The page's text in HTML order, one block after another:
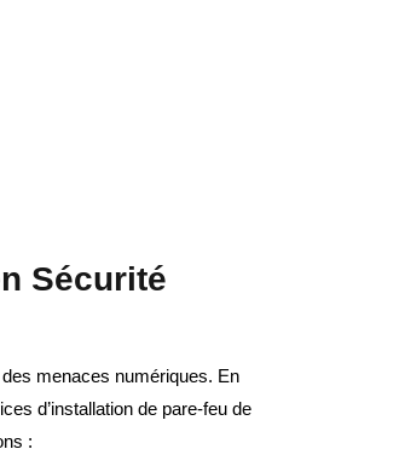
Sécurité
menaces numériques. En
d’installation de pare-feu de
: